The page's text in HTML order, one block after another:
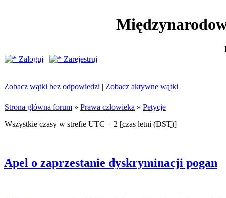
Zaloguj
Zarejestruj
Zobacz wątki bez odpowiedzi | Zobacz aktywne wątki
Strona główna forum » Prawa człowieka » Petycje
Wszystkie czasy w strefie UTC + 2 [czas letni (DST)]
Apel o zaprzestanie dyskryminacji pogan